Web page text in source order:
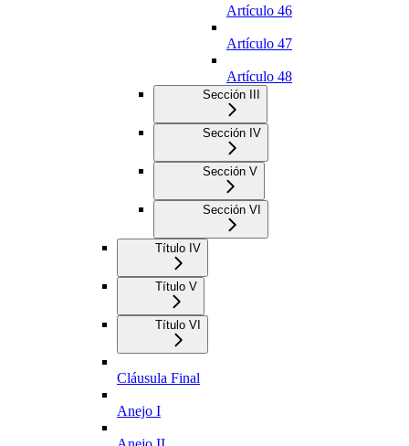
Artículo 46
Artículo 47
Artículo 48
Sección III
Sección IV
Sección V
Sección VI
Título IV
Título V
Título VI
Cláusula Final
Anejo I